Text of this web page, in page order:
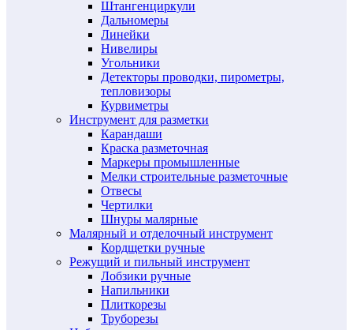
Штангенциркули
Дальномеры
Линейки
Нивелиры
Угольники
Детекторы проводки, пирометры,
тепловизоры
Курвиметры
Инструмент для разметки
Карандаши
Краска разметочная
Маркеры промышленные
Мелки строительные разметочные
Отвесы
Чертилки
Шнуры малярные
Малярный и отделочный инструмент
Кордщетки ручные
Режущий и пильный инструмент
Лобзики ручные
Напильники
Плиткорезы
Труборезы